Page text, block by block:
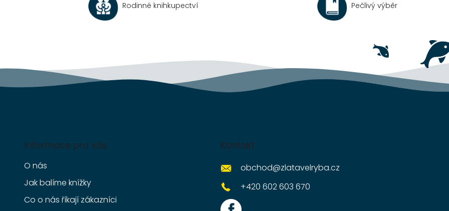
c
í
y
ý
Rodinné knihkupectví Pečlivý výběr
Informace pro vás
O nás
Jak balíme knížky
Co o nás říkají zákazníci
Kontakt
obchod@zlatavelryba.cz
+420 602 603 670